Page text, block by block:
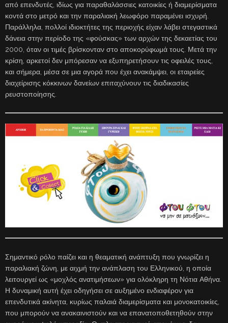
από επενδυτές, ιδίως για παραθαλάσσιες κατοικίες ή διαμερίσματα
κοντά στο μετρό και την παραλιακή λεωφόρο παραμένει ισχυρή.
Παράλληλα, πολλοί ιδιοκτήτες της περιοχής είχαν λάβει στεγαστικά
δάνεια στην περίοδο της «φούσκας» των αρχών της δεκαετίας του
2000, όταν οι τιμές βρίσκονταν στο αποκορύφωμά τους. Μετά την
κρίση, αρκετοί δεν μπόρεσαν να εξυπηρετήσουν τις οφειλές τους,
και σήμερα, μέσα σε μια αγορά που έχει ανακάμψει, οι εταιρείες
διαχείρισης κόκκινων δανείων επιταχύνουν τις διαδικασίες
ρευστοποίησης.
Σημαντικό ρόλο παίζει και η θεαματική ανάπτυξη που γνωρίζει η
παραλιακή ζώνη, με αιχμή την ανάπλαση του Ελληνικού, η οποία
λειτουργεί ως «μοχλός ανατιμήσεων» για ολόκληρη τη Νότια Αθήνα.
Η δυναμική αυτή έχει οδηγήσει σε αυξημένο ενδιαφέρον για
επενδυτικά ακίνητα, κυρίως παλαιά διαμερίσματα και μονοκατοικίες,
που μπορούν να ανακαινιστούν και να επανατοποθετηθούν στην